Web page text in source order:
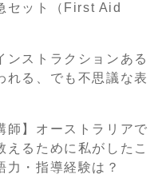
セット（First Aid
ンストラクションある
れる、でも不思議な表
師】オーストラリアで
えるために私がしたこ
力・指導経験は？